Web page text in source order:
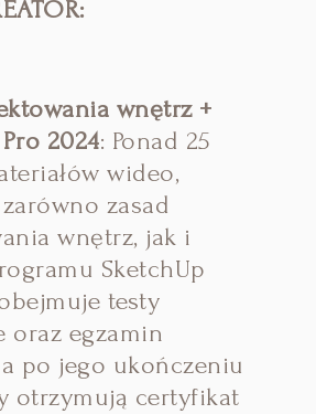
wnętrz +
2024: Ponad 25
wideo,
zasad
wnętrz, jak i
SketchUp
testy
oraz egzamin
po jego ukończeniu
otrzymują certyfikat